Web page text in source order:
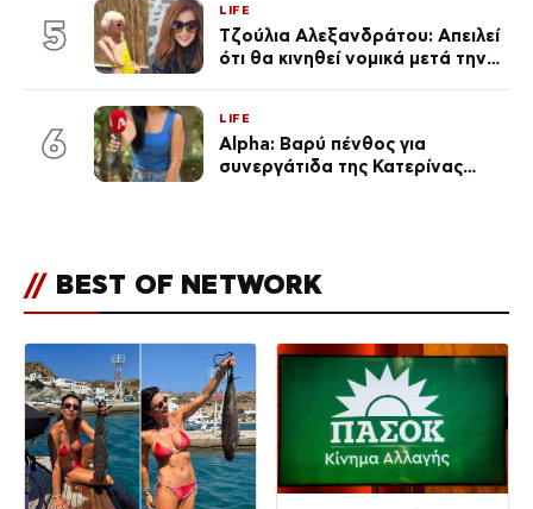
καθεμία…» (Βίντεο)
5
LIFE
Τζούλια Αλεξανδράτου: Απειλεί
ότι θα κινηθεί νομικά μετά την
6
LIFE
Alpha: Βαρύ πένθος για
συνεργάτιδα της Κατερίνας
// BEST OF NETWORK